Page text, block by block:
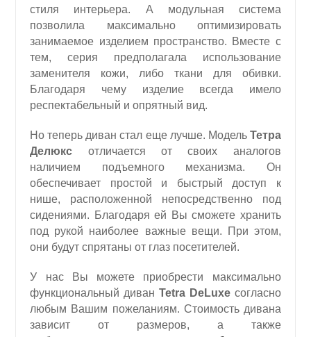
стиля интерьера. А модульная система
позволила максимально оптимизировать
занимаемое изделием пространство. Вместе с
тем, серия предполагала использование
заменителя кожи, либо ткани для обивки.
Благодаря чему изделие всегда имело
респектабельный и опрятный вид.
Но теперь диван стал еще лучше. Модель Тетра
Делюкс отличается от своих аналогов
наличием подъемного механизма. Он
обеспечивает простой и быстрый доступ к
нише, расположенной непосредственно под
сидениями. Благодаря ей Вы сможете хранить
под рукой наиболее важные вещи. При этом,
они будут спрятаны от глаз посетителей.
У нас Вы можете приобрести максимально
функциональный диван Tetra DeLuxeсогласно
любым Вашим пожеланиям. Стоимость дивана
зависит от размеров, а также